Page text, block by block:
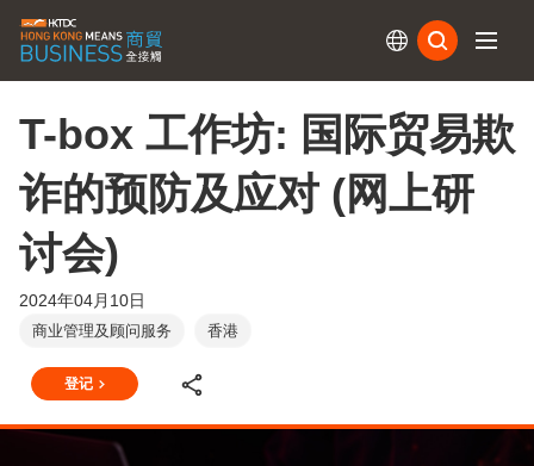
T-box 工作坊: 国际贸易欺
诈的预防及应对 (网上研
讨会)
2024年04月10日
商业管理及顾问服务 香港
登记